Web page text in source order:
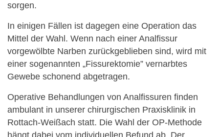
sorgen.
In einigen Fällen ist dagegen eine Operation das
Mittel der Wahl. Wenn nach einer Analfissur
vorgewölbte Narben zurückgeblieben sind, wird mit
einer sogenannten „Fissurektomie” vernarbtes
Gewebe schonend abgetragen.
Operative Behandlungen von Analfissuren finden
ambulant in unserer chirurgischen Praxisklinik in
Rottach-Weißach statt. Die Wahl der OP-Methode
hängt dabei vom individuellen Befund ab. Der